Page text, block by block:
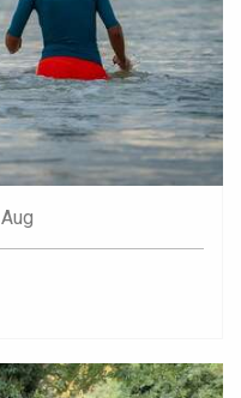
Aug